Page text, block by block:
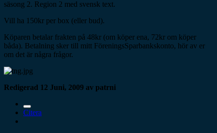
säsong 2. Region 2 med svensk text.
Vill ha 150kr per box (eller bud).
Köparen betalar frakten på 48kr (om köper ena, 72kr om köper
båda). Betalning sker till mitt FöreningsSparbankskonto, hör av er
om det är några frågor.
Redigerad 12 Juni, 2009 av patrni
Citera